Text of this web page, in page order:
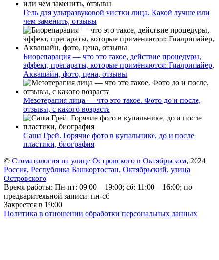
Гель для ультразвуковой чистки лица. Какой лучше или
чем заменить, отзывы
Биорепарация — что это такое, действие процедуры,
эффект, препараты, которые применяются: Гиалрипайер,
Аквашайн, фото, цена, отзывы
Мезотерапия лица — что это такое. Фото до и после,
отзывы, с какого возраста
Саша Грей. Горячие фото в купальнике, до и после
пластики, биография
© Стоматология на улице Островского в Октябрьском, 2024
Россия, Республика Башкортостан, Октябрьский, улица
Островского
Время работы: Пн-пт: 09:00—19:00; сб: 11:00—16:00; по
предварительной записи: пн-сб
Закроется в 19:00
Политика в отношении обработки персональных данных